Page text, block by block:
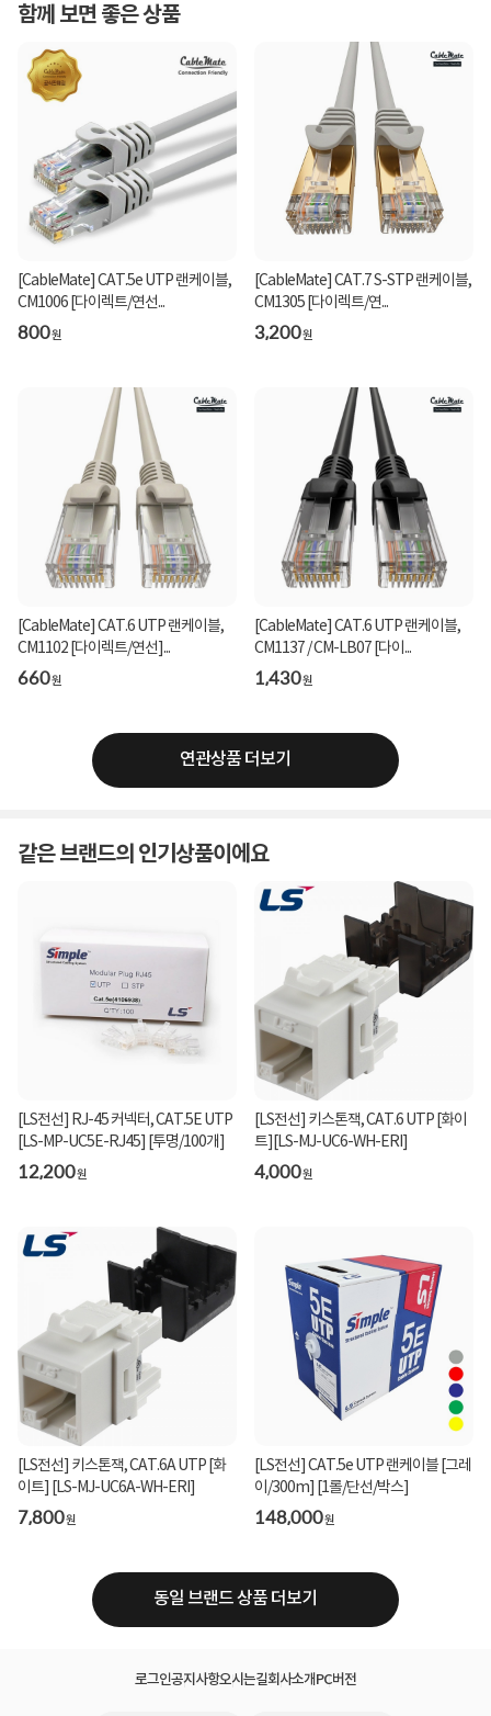
함께 보면 좋은 상품
[CableMate] CAT.5e UTP 랜케이블,
CM1006 [다이렉트/연선...
800원
[CableMate] CAT.7 S-STP 랜케이블,
CM1305 [다이렉트/연...
3,200원
[CableMate] CAT.6 UTP 랜케이블,
CM1102 [다이렉트/연선]...
660원
[CableMate] CAT.6 UTP 랜케이블,
CM1137 / CM-LB07 [다이...
1,430원
연관상품 더보기
같은 브랜드의 인기상품이에요
[LS전선] RJ-45 커넥터, CAT.5E UTP
[LS-MP-UC5E-RJ45] [투명/100개]
12,200원
[LS전선] 키스톤잭, CAT.6 UTP [화이
트][LS-MJ-UC6-WH-ERI]
4,000원
[LS전선] 키스톤잭, CAT.6A UTP [화
이트] [LS-MJ-UC6A-WH-ERI]
7,800원
[LS전선] CAT.5e UTP 랜케이블 [그레
이/300m] [1롤/단선/박스]
148,000원
동일 브랜드 상품 더보기
로그인공지사항오시는길회사소개PC버전